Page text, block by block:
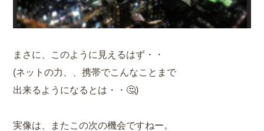
まさに、このように見えるはず・・
(ネットの力、、携帯でこんなことまで
出来るようになるとは・・🤔)
実像は、またこの次の機会ですねー。